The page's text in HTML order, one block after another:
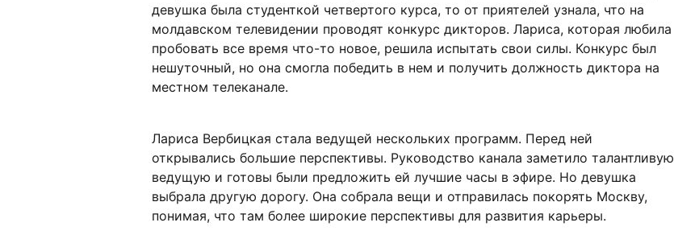
девушка была студенткой четвертого курса, то от приятелей узнала, что на
молдавском телевидении проводят конкурс дикторов. Лариса, которая любила
пробовать все время что-то новое, решила испытать свои силы. Конкурс был
нешуточный, но она смогла победить в нем и получить должность диктора на
местном телеканале.
Лариса Вербицкая стала ведущей нескольких программ. Перед ней
открывались большие перспективы. Руководство канала заметило талантливую
ведущую и готовы были предложить ей лучшие часы в эфире. Но девушка
выбрала другую дорогу. Она собрала вещи и отправилась покорять Москву,
понимая, что там более широкие перспективы для развития карьеры.